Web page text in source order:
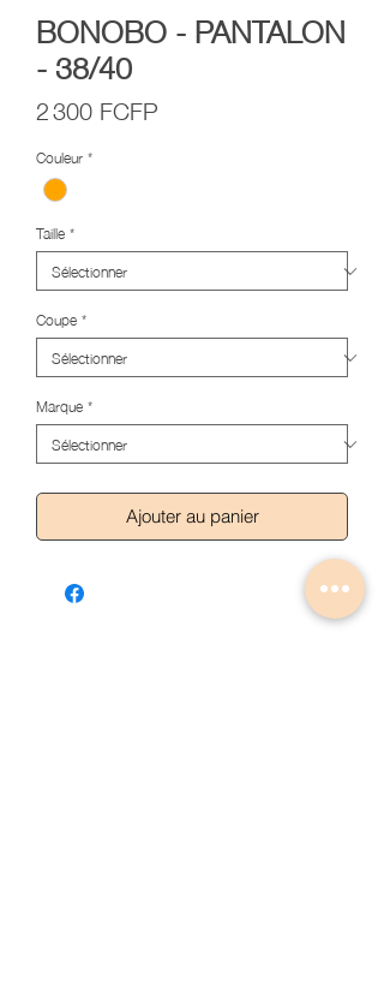
BONOBO - PANTALON
- 38/40
2 300 FCFP
Couleur*
Taille*
Coupe*
Marque*
Ajouter au panier